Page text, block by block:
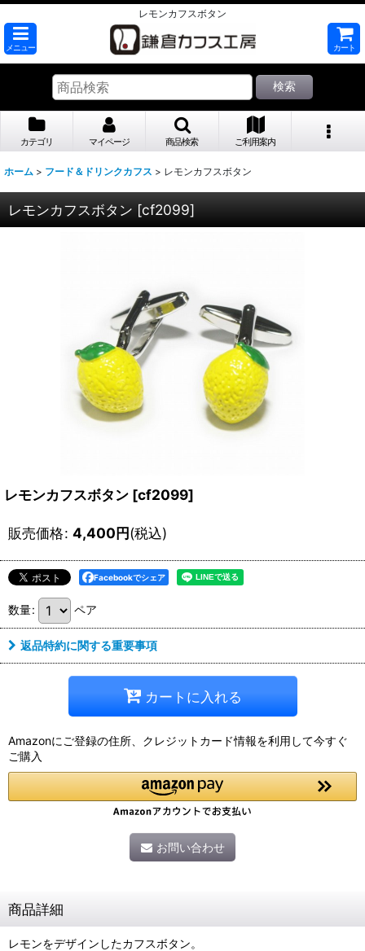
レモンカフスボタン
メニュー カート
検索
カテゴリ マイページ 商品検索 ご利用案内
ホーム > フード＆ドリンクカフス > レモンカフスボタン
レモンカフスボタン [cf2099]
レモンカフスボタン [cf2099]
販売価格: 4,400円(税込)
Facebookでシェア
数量: ペア
返品特約に関する重要事項
カートに入れる
Amazonにご登録の住所、クレジットカード情報を利用して今すぐ
ご購入
お問い合わせ
商品詳細
レモンをデザインしたカフスボタン。